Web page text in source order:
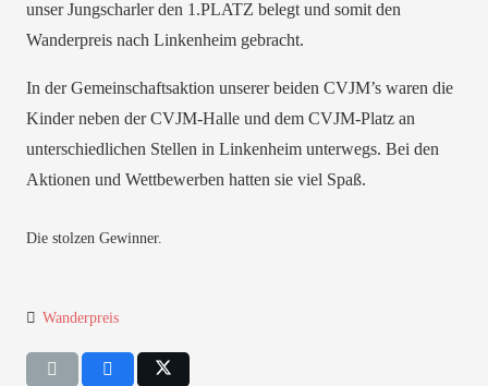
unser Jungscharler den 1.PLATZ belegt und somit den
Wanderpreis nach Linkenheim gebracht.
In der Gemeinschaftsaktion unserer beiden CVJM’s waren die
Kinder neben der CVJM-Halle und dem CVJM-Platz an
unterschiedlichen Stellen in Linkenheim unterwegs. Bei den
Aktionen und Wettbewerben hatten sie viel Spaß.
Die stolzen Gewinner.
Wanderpreis